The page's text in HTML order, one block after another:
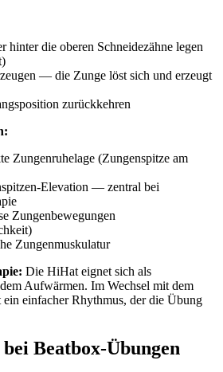
hinter die oberen Schneidezähne legen
— die Zunge löst sich und erzeugt
zurückkehren
Zungenruhelage (Zungenspitze am
Elevation — zentral bei
Zungenbewegungen
Zungenmuskulatur
Die HiHat eignet sich als
Aufwärmen. Im Wechsel mit dem
einfacher Rhythmus, der die Übung
Beatbox-Übungen